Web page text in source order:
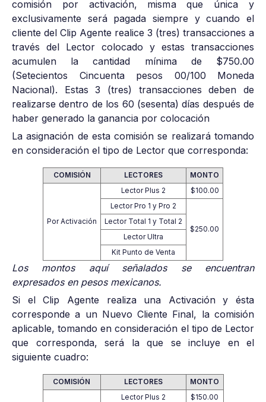
comisión por activación, misma que única y
exclusivamente será pagada siempre y cuando el
cliente del Clip Agente realice 3 (tres) transacciones a
través del Lector colocado y estas transacciones
acumulen la cantidad mínima de $750.00
(Setecientos Cincuenta pesos 00/100 Moneda
Nacional). Estas 3 (tres) transacciones deben de
realizarse dentro de los 60 (sesenta) días después de
haber generado la ganancia por colocación
La asignación de esta comisión se realizará tomando
en consideración el tipo de Lector que corresponda:
COMISIÓN LECTORES MONTO
Por Activación
Lector Plus 2
$100.00
Lector Pro 1 y Pro 2
$250.00
Lector Total 1 y Total 2
Lector Ultra
Kit Punto de Venta
Los montos aquí señalados se encuentran
expresados en pesos mexicanos.
Si el Clip Agente realiza una Activación y ésta
corresponde a un Nuevo Cliente Final, la comisión
aplicable, tomando en consideración el tipo de Lector
que corresponda, será la que se incluye en el
siguiente cuadro:
COMISIÓN LECTORES MONTO
Lector Plus 2
$150.00